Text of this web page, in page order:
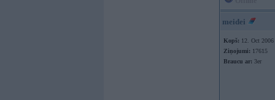
meidei
Kopš: 12. Oct 2006
Ziņojumi: 17615
Braucu ar: 3er